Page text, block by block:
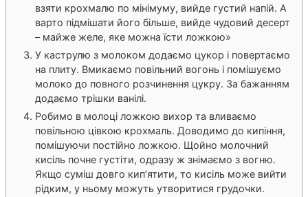
взяти крохмалю по мінімуму, вийде густий напій. А
варто підмішати його більше, вийде чудовий десерт
– майже желе, яке можна їсти ложкою»
У каструлю з молоком додаємо цукор і повертаємо
на плиту. Вмикаємо повільний вогонь і помішуємо
молоко до повного розчинення цукру. За бажанням
додаємо трішки ванілі.
Робимо в молоці ложкою вихор та вливаємо
повільною цівкою крохмаль. Доводимо до кипіння,
помішуючи постійно ложкою. Щойно молочний
кисіль почне густіти, одразу ж знімаємо з вогню.
Якщо суміш довго кип’ятити, то кисіль може вийти
рідким, у ньому можуть утворитися грудочки.